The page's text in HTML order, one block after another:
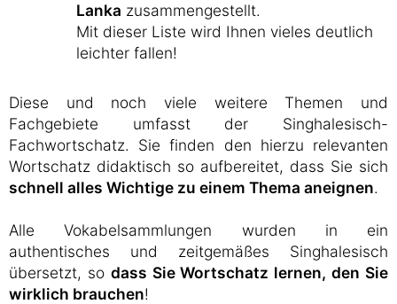
Lanka zusammengestellt.
Mit dieser Liste wird Ihnen vieles deutlich
leichter fallen!
Diese und noch viele weitere Themen und
Fachgebiete umfasst der Singhalesisch-
Fachwortschatz. Sie finden den hierzu relevanten
Wortschatz didaktisch so aufbereitet, dass Sie sich
schnell alles Wichtige zu einem Thema aneignen.
Alle Vokabelsammlungen wurden in ein
authentisches und zeitgemäßes Singhalesisch
übersetzt, so dass Sie Wortschatz lernen, den Sie
wirklich brauchen!